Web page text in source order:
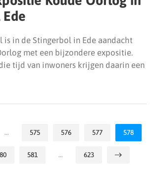
is in de Stingerbol in Ede aandacht
met een bijzondere expositie.
tijd van inwoners krijgen daarin een
… 575 576 577 578
581 … 623